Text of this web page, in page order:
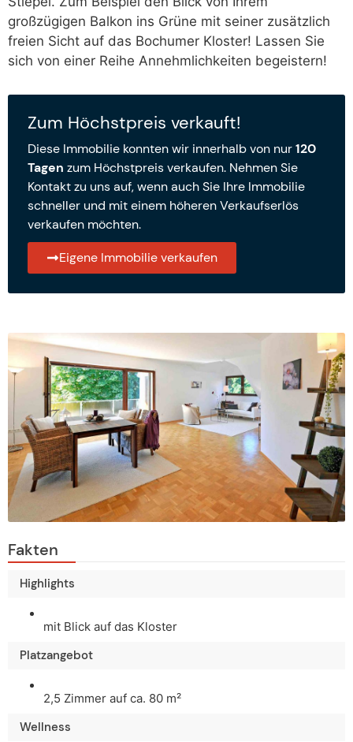
großzügigen Balkon ins Grüne mit seiner zusätzlich
freien Sicht auf das Bochumer Kloster! Lassen Sie
sich von einer Reihe Annehmlichkeiten begeistern!
Zum Höchstpreis verkauft!
Diese Immobilie konnten wir innerhalb von nur120
Tagen zum Höchstpreis verkaufen. Nehmen Sie
Kontakt zu uns auf, wenn auch Sie Ihre Immobilie
schneller und mit einem höheren Verkaufserlös
verkaufen möchten.
Eigene Immobilie verkaufen
Fakten
Highlights
mit Blick auf das Kloster
Platzangebot
2,5 Zimmer auf ca. 80 m²
Wellness